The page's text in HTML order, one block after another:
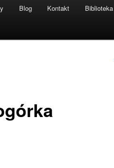
Blog Kontakt Biblioteka